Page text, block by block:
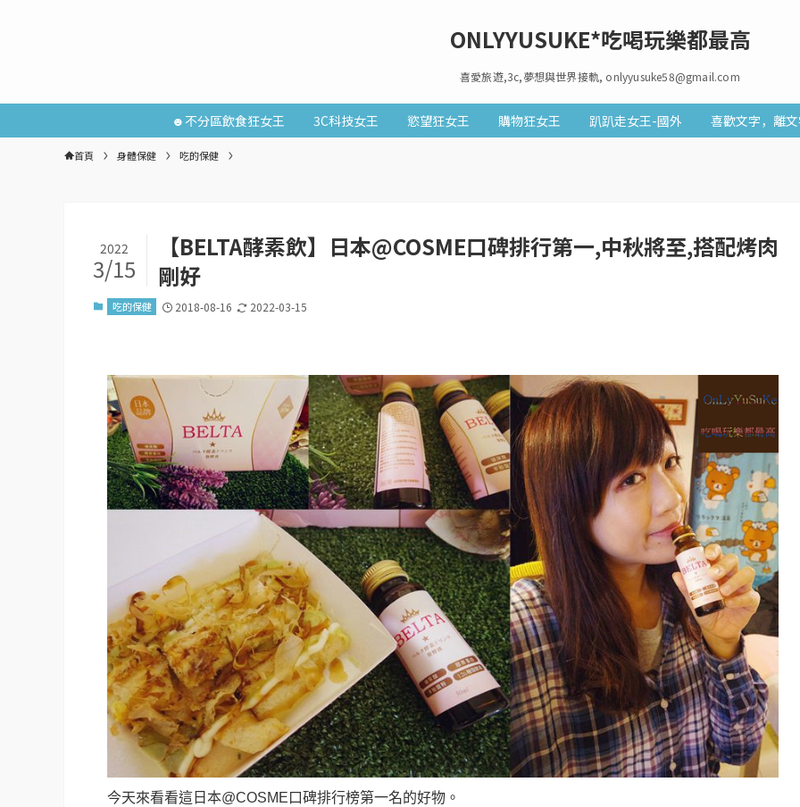
ONLYYUSUKE*吃喝玩樂都最高
喜愛旅遊,3c,夢想與世界接軌, onlyyusuke58@gmail.com
☻不分區飲食狂女王 3C科技女王 慾望狂女王 購物狂女王 趴趴走女王-國外 喜歡文字，離
首頁 身體保健 吃的保健
【BELTA酵素飲】日本@COSME口碑排行第一,中秋將至,搭配烤肉
剛好
2022
3/15
吃的保健 2018-08-16 2022-03-15
今天來看看這日本@COSME口碑排行榜第一名的好物 。